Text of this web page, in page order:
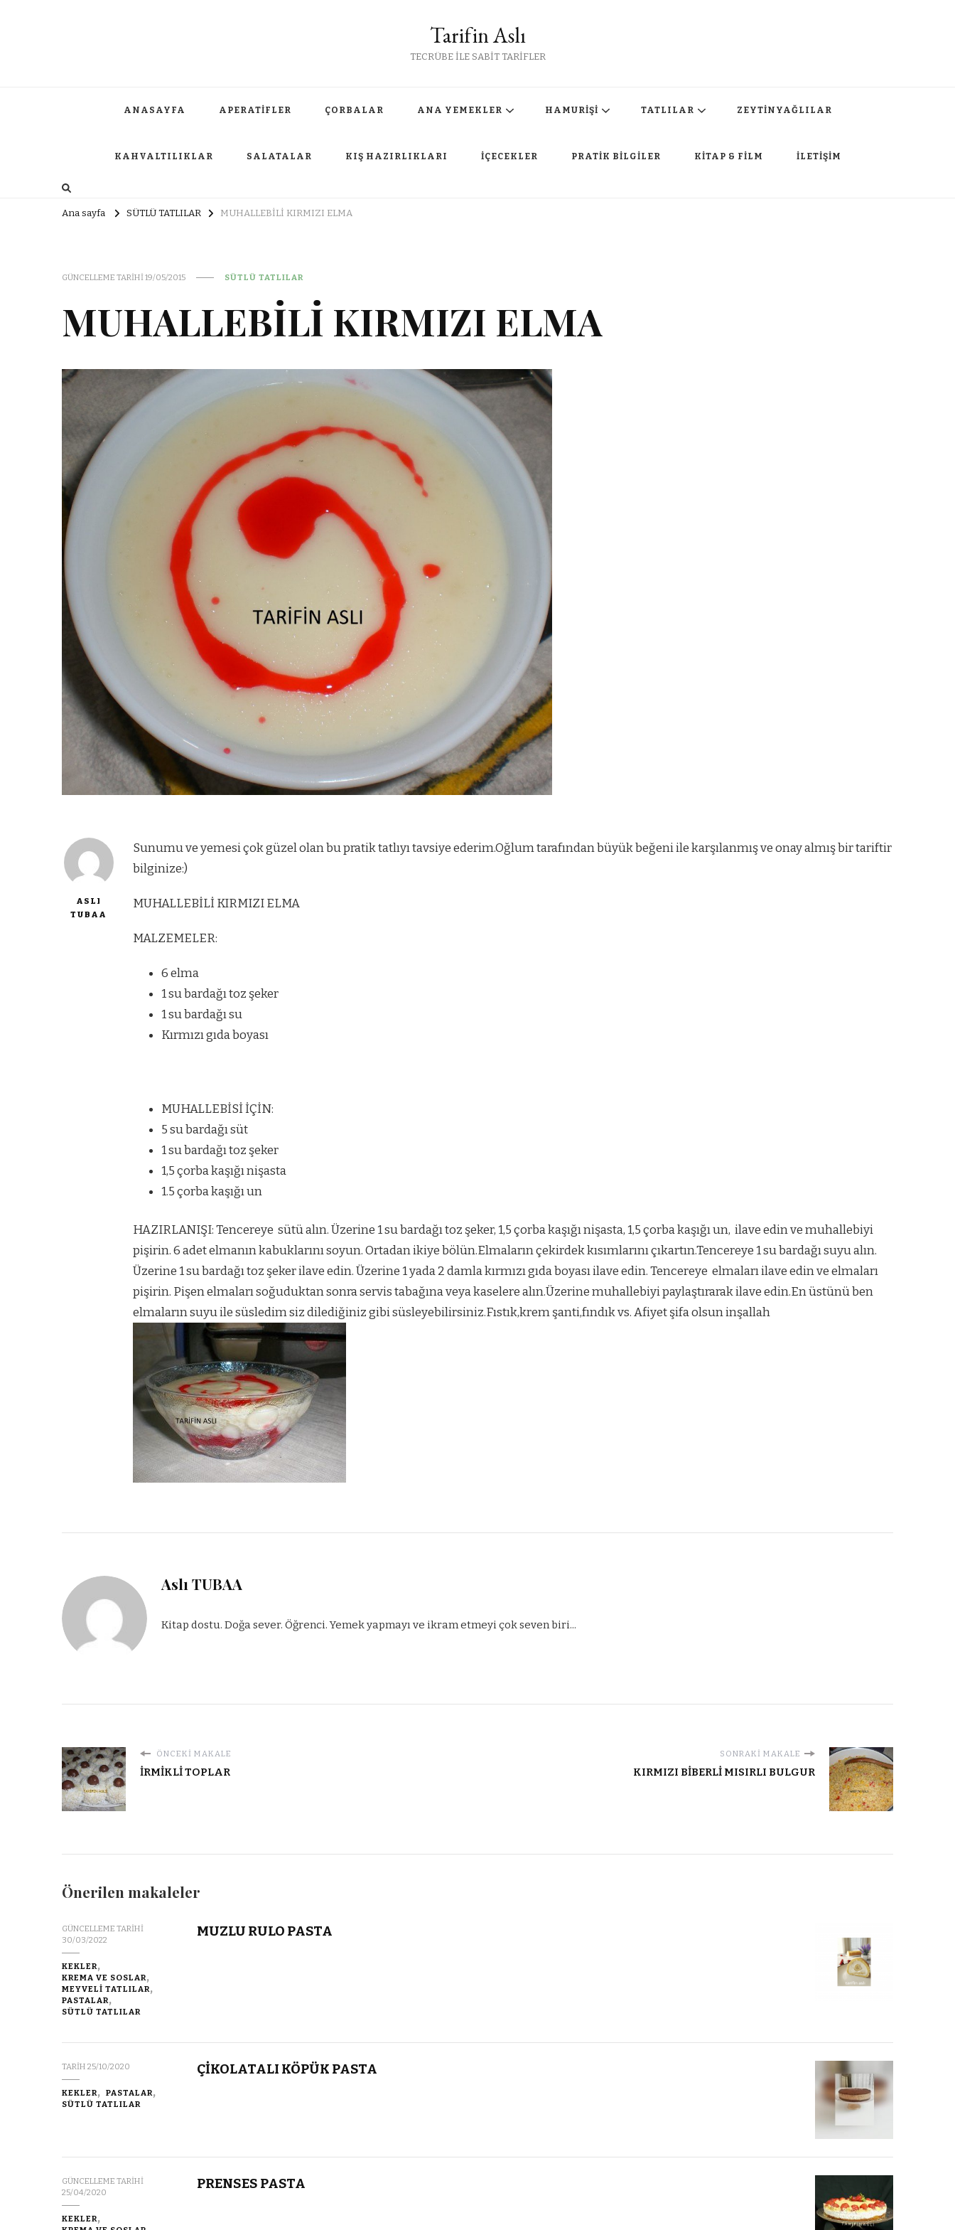
Tarifin Aslı
TECRÜBE İLE SABİT TARİFLER
ANASAYFA APERATİFLER ÇORBALAR ANA YEMEKLER HAMURİŞİ TATLILAR ZEYTİNYAĞLILAR
KAHVALTILIKLAR SALATALAR KIŞ HAZIRLIKLARI İÇECEKLER PRATİK BİLGİLER KİTAP & FİLM İLETİŞİM
Ana sayfa SÜTLÜ TATLILAR MUHALLEBİLİ KIRMIZI ELMA
GÜNCELLEME TARIHI19/05/2015 SÜTLÜ TATLILAR
MUHALLEBİLİ KIRMIZI ELMA
ASLI
TUBAA
Sunumu ve yemesi çok güzel olan bu pratik tatlıyı tavsiye ederim.Oğlum tarafından büyük beğeni ile karşılanmış ve onay almış bir tariftir
bilginize:)
MUHALLEBİLİ KIRMIZI ELMA
MALZEMELER:
6 elma
1 su bardağı toz şeker
1 su bardağı su
Kırmızı gıda boyası
MUHALLEBİSİ İÇİN:
5 su bardağı süt
1 su bardağı toz şeker
1,5 çorba kaşığı nişasta
1.5 çorba kaşığı un
HAZIRLANIŞI:Tencereye sütü alın. Üzerine 1 su bardağı toz şeker, 1,5 çorba kaşığı nişasta, 1,5 çorba kaşığı un, ilave edin ve muhallebiyi
pişirin. 6 adet elmanın kabuklarını soyun. Ortadan ikiye bölün.Elmaların çekirdek kısımlarını çıkartın.Tencereye 1 su bardağı suyu alın.
Üzerine 1 su bardağı toz şeker ilave edin. Üzerine 1 yada 2 damla kırmızı gıda boyası ilave edin. Tencereye elmaları ilave edin ve elmaları
pişirin. Pişen elmaları soğuduktan sonra servis tabağına veya kaselere alın.Üzerine muhallebiyi paylaştırarak ilave edin.En üstünü ben
elmaların suyu ile süsledim siz dilediğiniz gibi süsleyebilirsiniz.Fıstık,krem şanti,fındık vs. Afiyet şifa olsun inşallah
Aslı TUBAA
Kitap dostu. Doğa sever. Öğrenci. Yemek yapmayı ve ikram etmeyi çok seven biri...
ÖNCEKI MAKALE
İRMİKLİ TOPLAR
SONRAKI MAKALE
KIRMIZI BİBERLİ MISIRLI BULGUR
Önerilen makaleler
GÜNCELLEME TARIHI
30/03/2022
KEKLER
KREMA VE SOSLAR
MEYVELİ TATLILAR
PASTALAR
SÜTLÜ TATLILAR
MUZLU RULO PASTA
TARIH 25/10/2020
KEKLER
PASTALAR
SÜTLÜ TATLILAR
ÇİKOLATALI KÖPÜK PASTA
GÜNCELLEME TARIHI
25/04/2020
KEKLER
PRENSES PASTA